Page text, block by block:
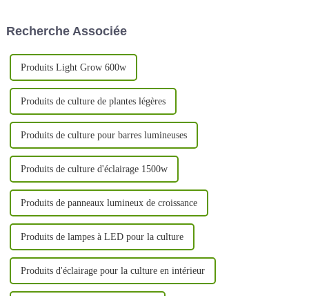
avantages :
Recherche Associée
Produits Light Grow 600w
Produits de culture de plantes légères
Produits de culture pour barres lumineuses
Produits de culture d'éclairage 1500w
Produits de panneaux lumineux de croissance
Produits de lampes à LED pour la culture
Produits d'éclairage pour la culture en intérieur